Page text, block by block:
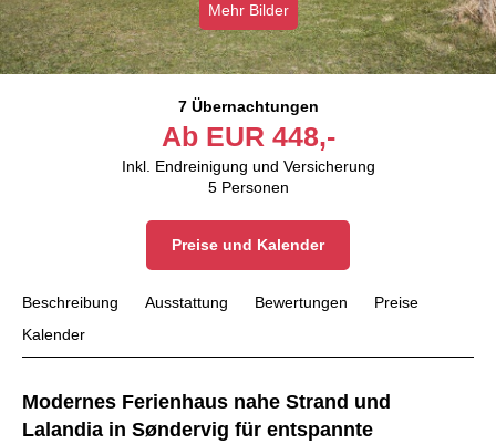
Mehr Bilder
7 Übernachtungen
Ab EUR 448,-
Inkl. Endreinigung und Versicherung
5 Personen
Preise und Kalender
Beschreibung Ausstattung Bewertungen
Preise
Kalender
Modernes Ferienhaus nahe Strand und
Lalandia in Søndervig für entspannte